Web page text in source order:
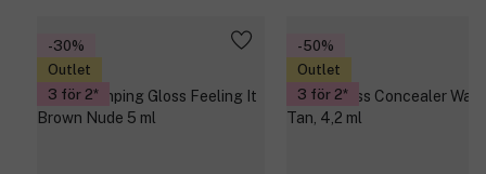
-30%
Outlet
3 för 2
-50%
Outlet
3 för 2